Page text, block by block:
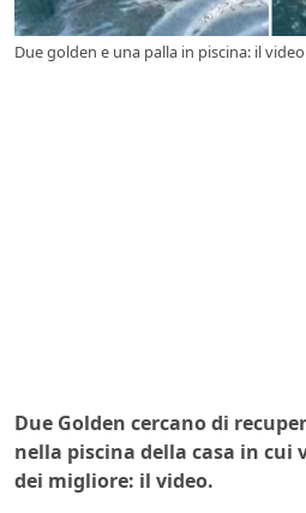
Due golden e una palla in piscina: il
Due Golden cercano di
nella piscina della casa in cui
dei migliore: il video.